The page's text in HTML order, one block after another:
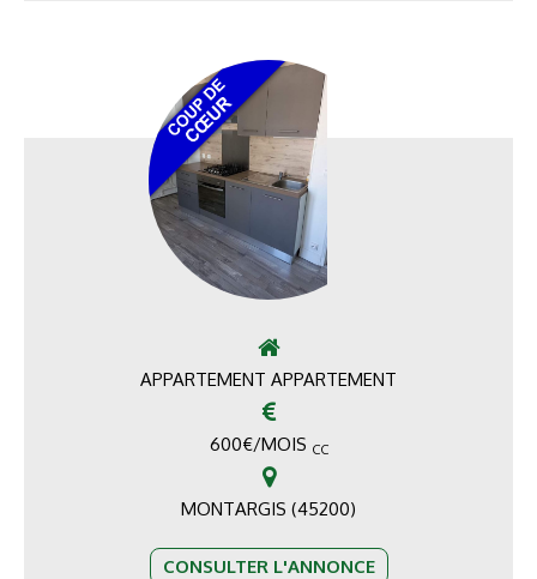
APPARTEMENT APPARTEMENT
600€/MOIS CC
MONTARGIS (45200)
CONSULTER L'ANNONCE